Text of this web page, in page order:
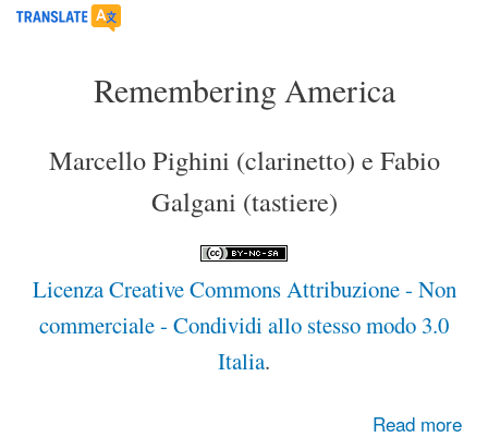
Remembering America
Marcello Pighini (clarinetto) e Fabio
Galgani (tastiere)
Licenza Creative Commons Attribuzione - Non
commerciale - Condividi allo stesso modo 3.0
Italia.
Read more
about Remembering America (Marcello Pighini e Fabio